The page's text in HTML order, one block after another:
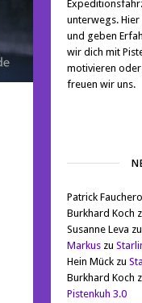
unterwegs. Hier
und geben
wir dich mit
motivieren
freuen wir uns.
Patrick
Burkhard Koch
Susanne Leva zu
Markus zu
Hein Mück zu
Burkhard Koch
Pistenkuh 3.0